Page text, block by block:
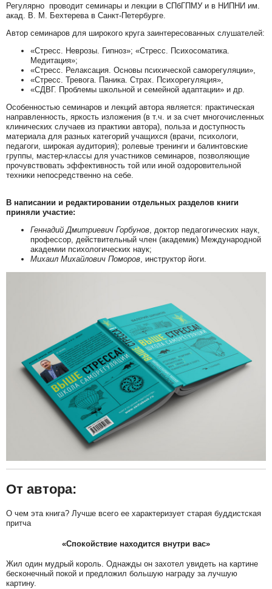
Регулярно проводит семинары и лекции в СПбГПМУ и в НИПНИ им.
акад. В. М. Бехтерева в Санкт-Петербурге.
Автор семинаров для широкого круга заинтересованных слушателей:
«Стресс. Неврозы. Гипноз»; «Стресс. Психосоматика.
Медитация»;
«Стресс. Релаксация. Основы психической саморегуляции»,
«Стресс. Тревога. Паника. Страх. Психорегуляция»,
«СДВГ. Проблемы школьной и семейной адаптации» и др.
Особенностью семинаров и лекций автора является: практическая
направленность, яркость изложения (в т.ч. и за счет многочисленных
клинических случаев из практики автора), польза и доступность
материала для разных категорий учащихся (врачи, психологи,
педагоги, широкая аудитория); ролевые тренинги и балинтовские
группы, мастер-классы для участников семинаров, позволяющие
прочувствовать эффективность той или иной оздоровительной
техники непосредственно на себе.
В написании и редактировании отдельных разделов книги
приняли участие:
Геннадий Дмитриевич Горбунов , доктор педагогических наук,
профессор, действительный член (академик) Международной
академии психологических наук;
Михаил Михайлович Поморов , инструктор йоги.
От автора:
О чем эта книга? Лучше всего ее характеризует старая буддистская
притча
«Спокойствие находится внутри вас»
Жил один мудрый король. Однажды он захотел увидеть на картине
бесконечный покой и предложил большую награду за лучшую
картину.